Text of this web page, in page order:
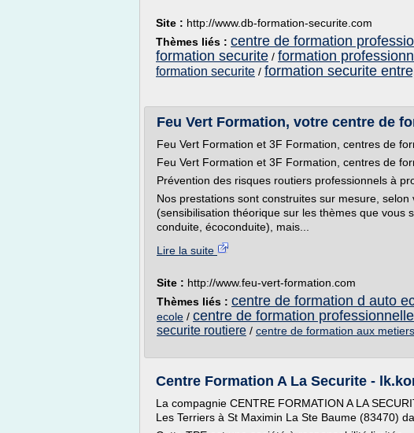
Site : http://www.db-formation-securite.com
Thèmes liés : centre de formation
formation securite / formation
formation securite / formation securite
Feu Vert Formation, votre centre de
Feu Vert Formation et 3F Formation, centres de
Feu Vert Formation et 3F Formation, centres de
Prévention des risques routiers professionnels à
Nos prestations sont construites sur mesure,
(sensibilisation théorique sur les thèmes que vous
conduite, écoconduite), mais...
Lire la suite
Site : http://www.feu-vert-formation.com
Thèmes liés : centre de formation d auto
ecole / centre de formation
securite routiere / centre de formation aux
Centre Formation A La Securite -
La compagnie CENTRE FORMATION A LA
Les Terriers à St Maximin La Ste Baume (83470)